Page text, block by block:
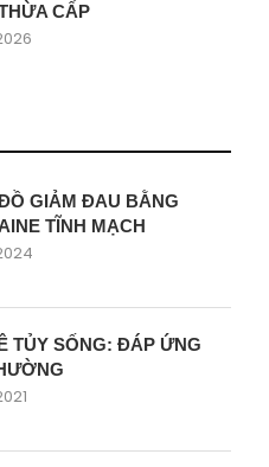
CẤP
GIẢM ĐAU BẰNG
TĨNH MẠCH
TỦY SỐNG: ĐÁP ỨNG